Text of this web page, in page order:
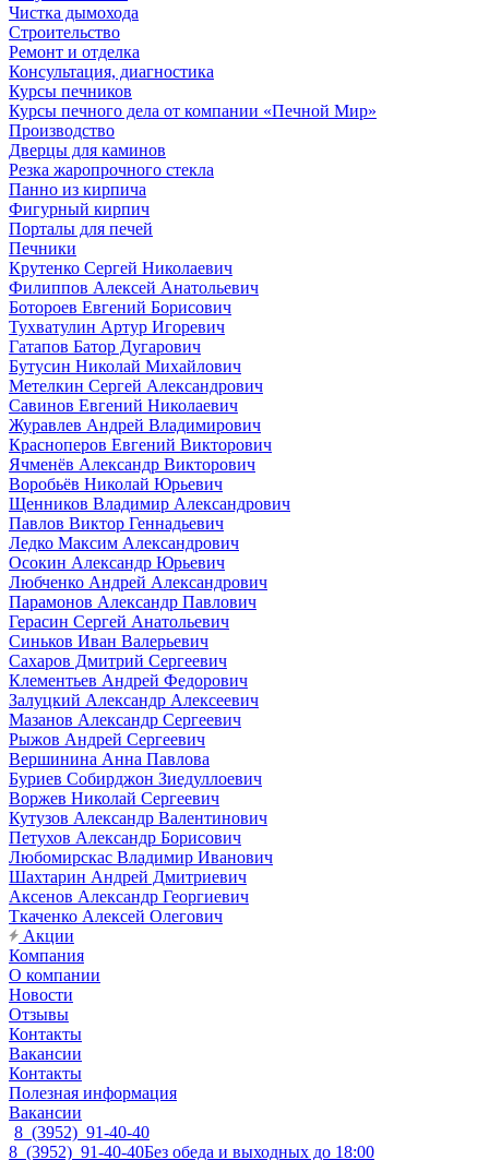
Чистка дымохода
Строительство
Ремонт и отделка
Консультация, диагностика
Курсы печников
Курсы печного дела от компании «Печной Мир»
Производство
Дверцы для каминов
Резка жаропрочного стекла
Панно из кирпича
Фигурный кирпич
Порталы для печей
Печники
Крутенко Сергей Николаевич
Филиппов Алексей Анатольевич
Ботороев Евгений Борисович
Тухватулин Артур Игоревич
Гатапов Батор Дугарович
Бутусин Николай Михайлович
Метелкин Сергей Александрович
Савинов Евгений Николаевич
Журавлев Андрей Владимирович
Красноперов Евгений Викторович
Ячменёв Александр Викторович
Воробьёв Николай Юрьевич
Щенников Владимир Александрович
Павлов Виктор Геннадьевич
Ледко Максим Александрович
Осокин Александр Юрьевич
Любченко Андрей Александрович
Парамонов Александр Павлович
Герасин Сергей Анатольевич
Синьков Иван Валерьевич
Сахаров Дмитрий Сергеевич
Клементьев Андрей Федорович
Залуцкий Александр Алексеевич
Мазанов Александр Сергеевич
Рыжов Андрей Сергеевич
Вершинина Анна Павлова
Буриев Собирджон Зиедуллоевич
Воржев Николай Сергеевич
Кутузов Александр Валентинович
Петухов Александр Борисович
Любомирскас Владимир Иванович
Шахтарин Андрей Дмитриевич
Аксенов Александр Георгиевич
Ткаченко Алексей Олегович
Акции
Компания
О компании
Новости
Отзывы
Контакты
Вакансии
Контакты
Полезная информация
Вакансии
8 (3952) 91-40-40
8 (3952) 91-40-40Без обеда и выходных до 18:00